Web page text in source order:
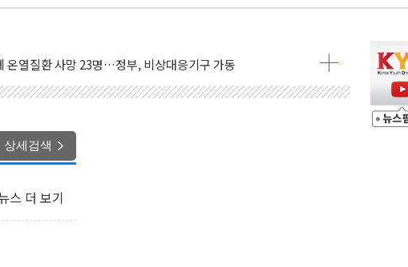
개편 재검토 지시…與 "적극 환영"·野 "졸속 국정"
온열질환 사망 23명…정부, 비상대응기구 가동
파트 부양, 수도 베이징도 부동산 규제 철폐
일 '별똥별 멍' 운영…페르세우스 유성우 관측
동해안 시간당 50mm 이상 폭우…호우경보 발효
전면허 기능시험 오전 집중 편성…체감온도 38도 넘으면 중단
상세검색
스 더 보기